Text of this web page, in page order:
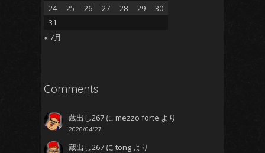
24
25 26 27 28 29
30
31
« 7月
Comments
蔵出し267 にmezzo forte より
2026/04/27
蔵出し267 にtong より